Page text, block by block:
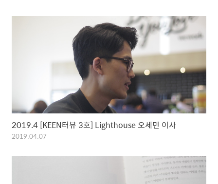
2019.4 [KEEN터뷰 3호] Lighthouse 오세민 이사
2019.04.07